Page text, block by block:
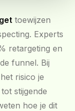
toewijzen
Experts
retargeting en
funnel. Bij
risico je
stijgende
hoe je dit